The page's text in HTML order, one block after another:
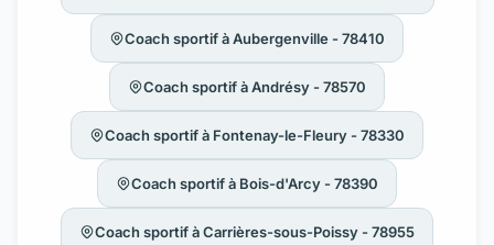
Coach sportif à Aubergenville - 78410
Coach sportif à Andrésy - 78570
Coach sportif à Fontenay-le-Fleury - 78330
Coach sportif à Bois-d'Arcy - 78390
Coach sportif à Carrières-sous-Poissy - 78955